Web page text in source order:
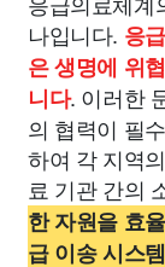
나입니다. 응
은 생명에 위
니다. 이러한
의 협력이 필
하여 각 지역
료 기관 간의
한 자원을 효
급 이송 시스